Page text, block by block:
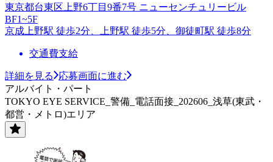
東京都台東区上野6丁目9番7号 ニューセンチュリービル
BF1~5F
京成上野駅 徒歩2分、上野駅 徒歩5分、御徒町駅 徒歩8分
交通費支給
詳細を見る
応募画面に進む
アルバイト・パート
TOKYO EYE SERVICE_警備_電話面接_202606_浅草(東武・
都営・メトロ)エリア